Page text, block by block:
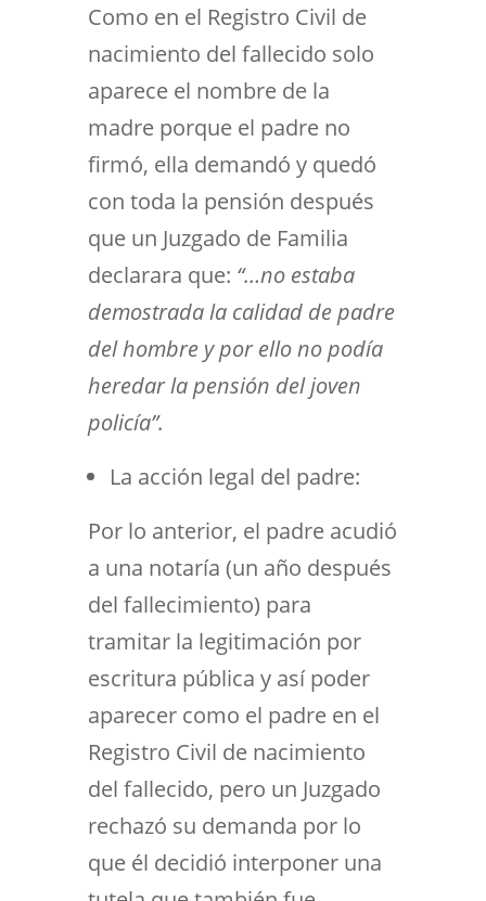
Como en el Registro Civil de
nacimiento del fallecido solo
aparece el nombre de la
madre porque el padre no
firmó, ella demandó y quedó
con toda la pensión después
que un Juzgado de Familia
declarara que: “…no estaba
demostrada la calidad de padre
del hombre y por ello no podía
heredar la pensión del joven
policía”.
La acción legal del padre:
Por lo anterior, el padre acudió
a una notaría (un año después
del fallecimiento) para
tramitar la legitimación por
escritura pública y así poder
aparecer como el padre en el
Registro Civil de nacimiento
del fallecido, pero un Juzgado
rechazó su demanda por lo
que él decidió interponer una